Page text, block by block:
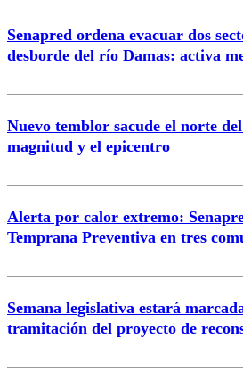
Correo
Senapred ordena evacuar dos
desborde del río Damas: activa
Nuevo temblor sacude el norte
magnitud y el epicentro
Alerta por calor extremo:
Temprana Preventiva en tres
Semana legislativa estará
tramitación del proyecto de